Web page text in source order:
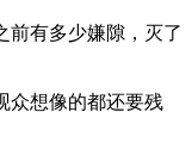
前有多少嫌隙，灭了
众想像的都还要残